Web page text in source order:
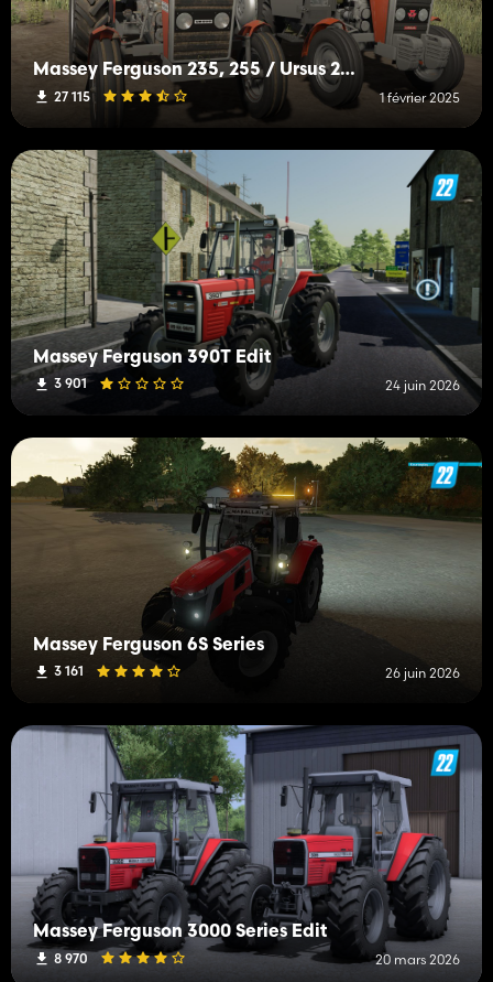
Massey Ferguson 235, 255 / Ursus 2812, 3512
27 115 1 février 2025
Massey Ferguson 390T Edit
3 901 24 juin 2026
Massey Ferguson 6S Series
3 161 26 juin 2026
Massey Ferguson 3000 Series Edit
8 970 20 mars 2026